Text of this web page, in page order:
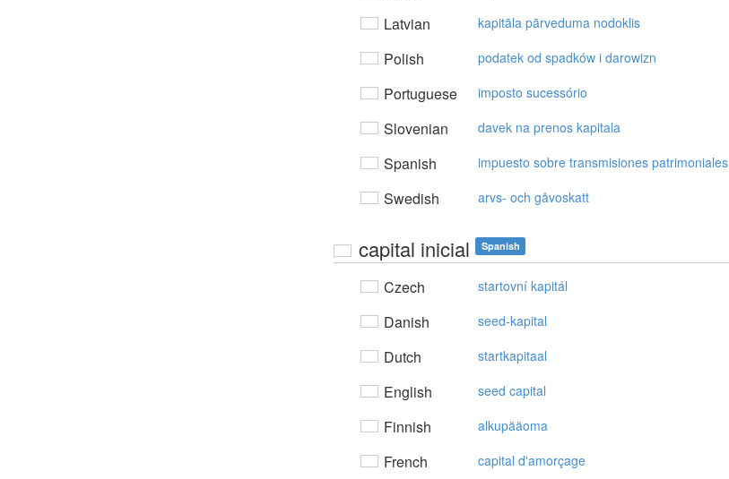
Latvian kapitāla pārveduma nodoklis
Polish podatek od spadków i darowizn
Portuguese imposto sucessório
Slovenian davek na prenos kapitala
Spanish impuesto sobre transmisiones patrimoniales
Swedish arvs- och gåvoskatt
capital inicial Spanish
Czech startovní kapitál
Danish seed-kapital
Dutch startkapitaal
English seed capital
Finnish alkupääoma
French capital d'amorçage